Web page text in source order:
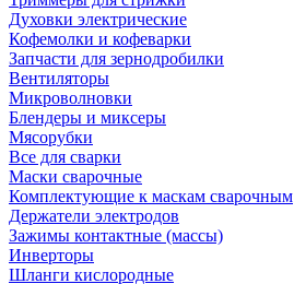
Духовки электрические
Кофемолки и кофеварки
Запчасти для зернодробилки
Вентиляторы
Микроволновки
Блендеры и миксеры
Мясорубки
Все для сварки
Маски сварочные
Комплектующие к маскам сварочным
Держатели электродов
Зажимы контактные (массы)
Инверторы
Шланги кислородные